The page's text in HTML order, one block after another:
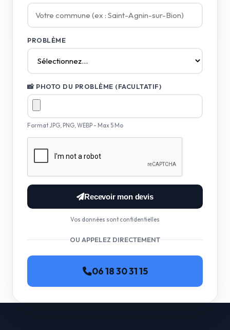
PROBLÈME
📸 PHOTO DU PROBLÈME (FACULTATIF)
Format JPG, PNG, WEBP - Max 5 Mo
Recevoir mon devis
Vos données sont confidentielles
OU APPELEZ DIRECTEMENT
06 18 30 31 15